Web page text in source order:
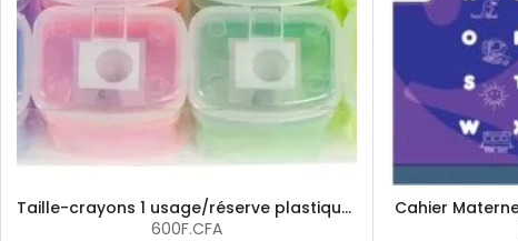
Taille-crayons 1 usage/réserve plastique ass coul
600F.CFA
Cahier